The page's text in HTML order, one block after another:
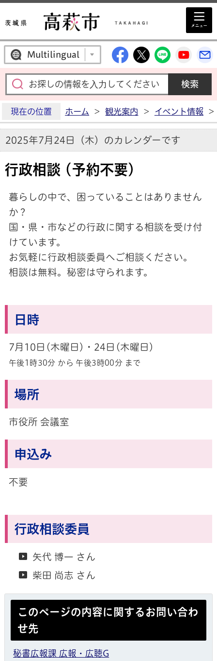
Multilingual 高萩市公式
高萩市公式X
高萩市
高
現在の位置 ホーム > 観光案内 > イベント情報 >
2025年7月24日（木）のカレンダーです
行政相談 (予約不要)
暮らしの中で、困っていることはありません
か？
国・県・市などの行政に関する相談を受け付
けています。
お気軽に行政相談委員へご相談ください。
相談は無料。秘密は守られます。
日時
7月10日(木曜日)・24日(木曜日)
午後1時30分 から 午後3時00分 まで
場所
市役所 会議室
申込み
不要
行政相談委員
矢代 博一 さん
柴田 尚志 さん
このページの内容に関するお問い合わ
せ先
秘書広報課 広報・広聴G